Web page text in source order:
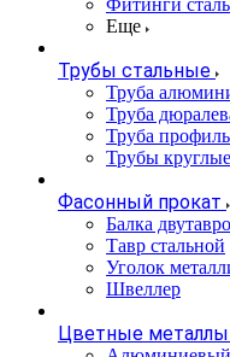
Фитинги
Еще
Трубы стальные
Труба
Труба
Труба
Трубы круглые
Фасонный прокат
Балка
Тавр стальной
Уголок
Швеллер
Цветные металлы